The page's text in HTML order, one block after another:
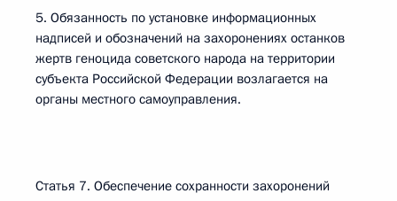
5. Обязанность по установке информационных
надписей и обозначений на захоронениях останков
жертв геноцида советского народа на территории
субъекта Российской Федерации возлагается на
органы местного самоуправления.
Статья 7. Обеспечение сохранности захоронений